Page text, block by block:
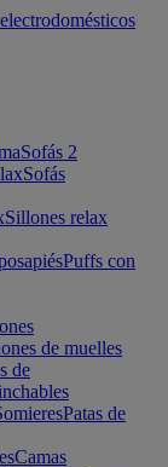
Sofás 2
Sofás
Sillones relax
Puffs con
de muelles
de
Patas de
Camas